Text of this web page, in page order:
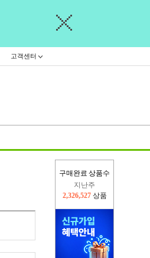
고객센터
구매완료 상품수
지난주
2,326,527 상품